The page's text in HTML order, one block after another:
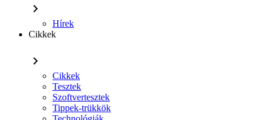
chevron_right
Hírek
Cikkek
chevron_right
Cikkek
Tesztek
Szoftvertesztek
Tippek-trükkök